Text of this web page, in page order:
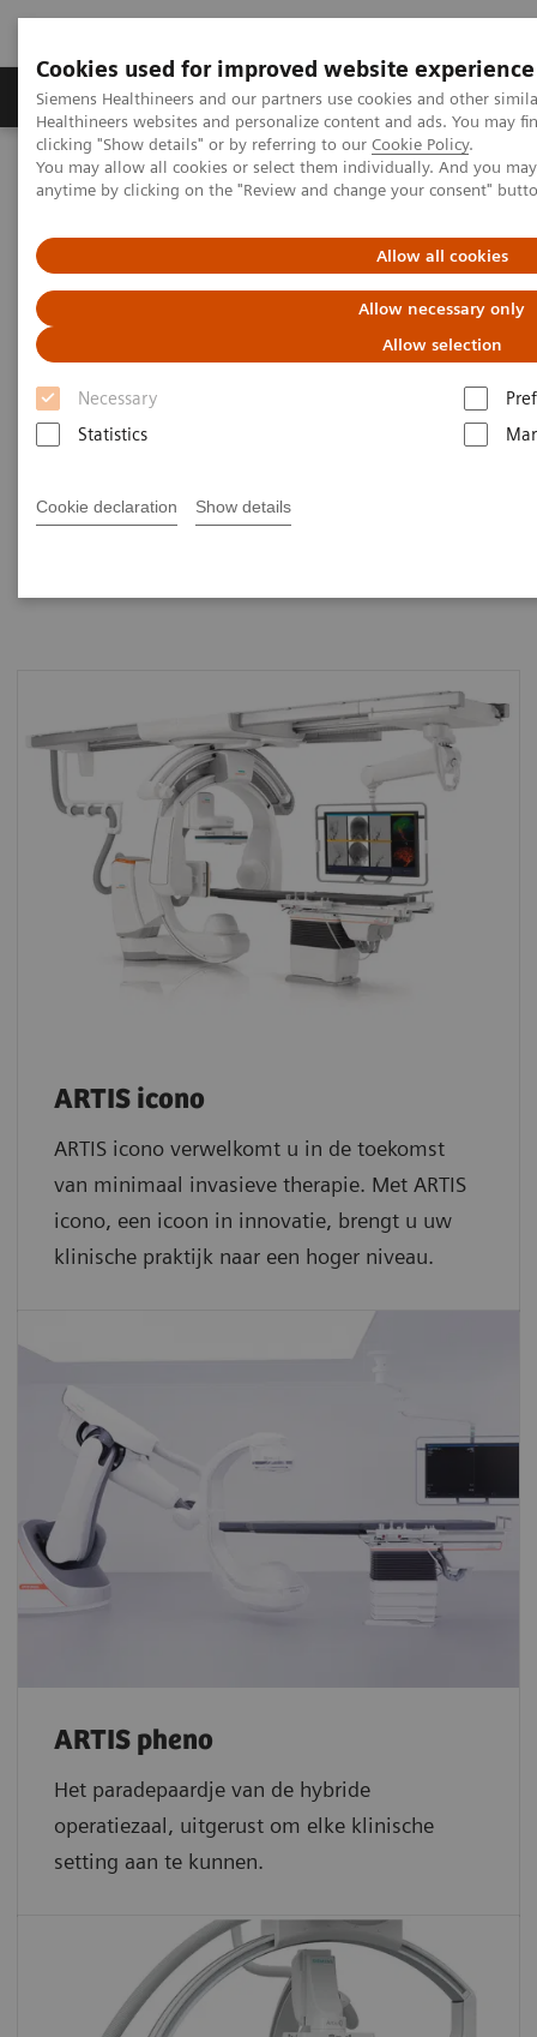
Cookies used for improved website experience
Siemens Healthineers and our partners use cookies and other
Healthineers websites and personalize content and ads. You may
clicking "Show details" or by referring to our Cookie Policy.
You may allow all cookies or select them individually. And you
anytime by clicking on the "Review and change your consent"
Allow all cookies
Allow necessary only
Allow selection
Necessary
Statistics
Cookie declaration Show details
Producten & Services Over ons
Home
Medische beeldvorming
Angiografie (Vaste C-bogen)
Artis interventionele
angiografiesystemen
Met onze Artis producten bieden wij een breed
beeldvorming aan om te voldoen aan alle klinische
ARTIS icono
ARTIS icono verwelkomt u in de toekomst
van minimaal invasieve therapie. Met ARTIS
icono, een icoon in innovatie, brengt u uw
klinische praktijk naar een hoger niveau.
ARTIS pheno
Het paradepaardje van de hybride
operatiezaal, uitgerust om elke klinische
setting aan te kunnen.